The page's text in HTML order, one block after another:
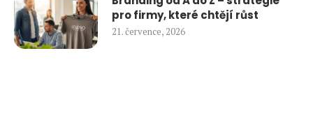
pro firmy, které chtějí růst
21. července, 2026